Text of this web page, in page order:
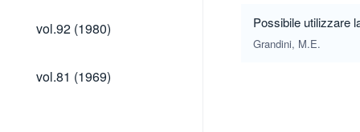
vol.92
(1980)
vol.92 (1980)
vol.81
(1969)
vol.81 (1969)
Possibile utilizzare
Grandini, M.E.